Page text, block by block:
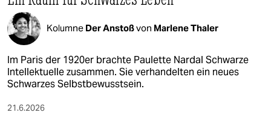
Kolumne Der Anstoßvon Marlene Thaler
Im Paris der 1920er brachte Paulette Nardal Schwarze
Intellektuelle zusammen. Sie verhandelten ein neues
Schwarzes Selbstbewusstsein.
21.6.2026